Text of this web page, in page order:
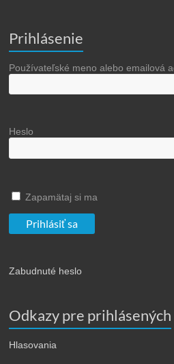
Prihlásenie
Používateľské meno alebo emailová
Heslo
Zapamätaj si ma
Zabudnuté heslo
Odkazy pre prihlásených
Hlasovania